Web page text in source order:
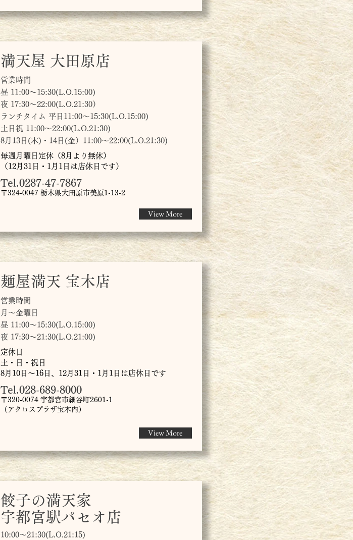
満天屋 大田原店
営業時間
昼 11:00～15:30(L.O.15:00)
夜 17:30〜22:00(L.O.21:30）
ランチタイム 平日11:00～15:30(L.O.15:00)
土日祝 11:00～22:00(L.O.21:30)
8月13日(木)・14日(金）11:00～22:00(L.O.21:30)
毎週月曜日定休（8月より無休）
（12月31日・1月1日は店休日です）
Tel.0287-47-7867
〒324-0047 栃木県大田原市美原1-13-2
View More
麺屋満天 宝木店
営業時間
月〜金曜日
昼 11:00～15:30(L.O.15:00)
夜 17:30～21:30(L.O.21:00)
定休日
土・日・祝日
8月10日〜16日、12月31日・1月1日は店休日です
Tel.028-689-8000
〒320-0074 宇都宮市細谷町2601-1
（アクロスプラザ宝木内）
View More
餃子の満天家
宇都宮駅パセオ店
10:00～21:30(L.O.21:15)